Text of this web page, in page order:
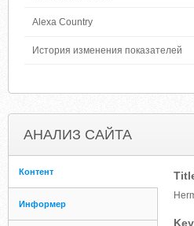
Alexa Country
История изменения показателей
АНАЛИЗ САЙТА
Контент
Информер